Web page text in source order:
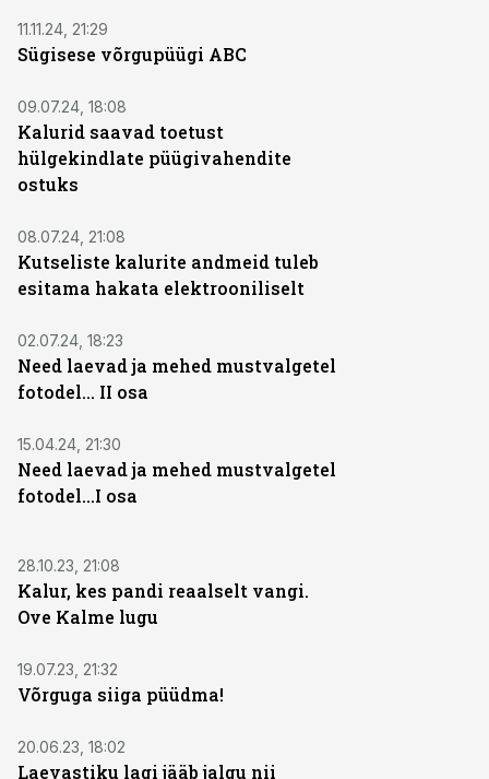
11.11.24, 21:29
Sügisese võrgupüügi ABC
09.07.24, 18:08
Kalurid saavad toetust
hülgekindlate püügivahendite
ostuks
08.07.24, 21:08
Kutseliste kalurite andmeid tuleb
esitama hakata elektrooniliselt
02.07.24, 18:23
Need laevad ja mehed mustvalgetel
fotodel... II osa
15.04.24, 21:30
Need laevad ja mehed mustvalgetel
fotodel...I osa
28.10.23, 21:08
Kalur, kes pandi reaalselt vangi.
Ove Kalme lugu
19.07.23, 21:32
Võrguga siiga püüdma!
20.06.23, 18:02
Laevastiku lagi jääb jalgu nii